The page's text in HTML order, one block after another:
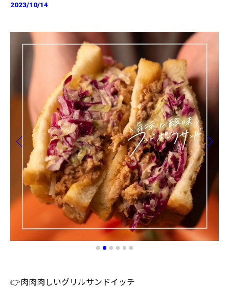
2023/10/14
👉肉肉肉しいグリルサンドイッチ